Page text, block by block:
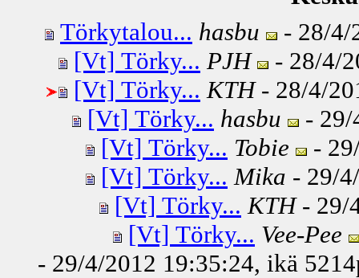
Törkytalou... hasbu
- 28/4/
[Vt] Törky... PJH
- 28/4/
[Vt] Törky... KTH- 28/4/
[Vt] Törky... hasbu
-
[Vt] Törky... Tobie
-
[Vt] Törky... Mika - 29/
[Vt] Törky... KTH- 29/
[Vt] Törky... Vee-Pee
- 29/4/2012 19:35:24, ikä